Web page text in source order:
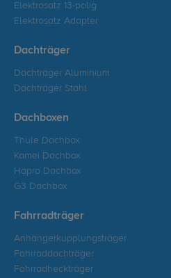
Elektrosatz 13-polig
Elektrosatz Adapter
Dachträger
Dachträger Aluminium
Dachträger Stahl
Dachboxen
Thule Dachbox
Kamei Dachbox
Hapro Dachbox
G3 Dachbox
Fahrradträger
Anhängerkupplungsträger
Fahrraddachträger
Fahrradheckträger